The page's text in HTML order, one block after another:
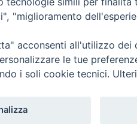
- Vita Trentina
"miglioramento
acconsenti all'utilizzo
le tue
i soli cookie tecnici.